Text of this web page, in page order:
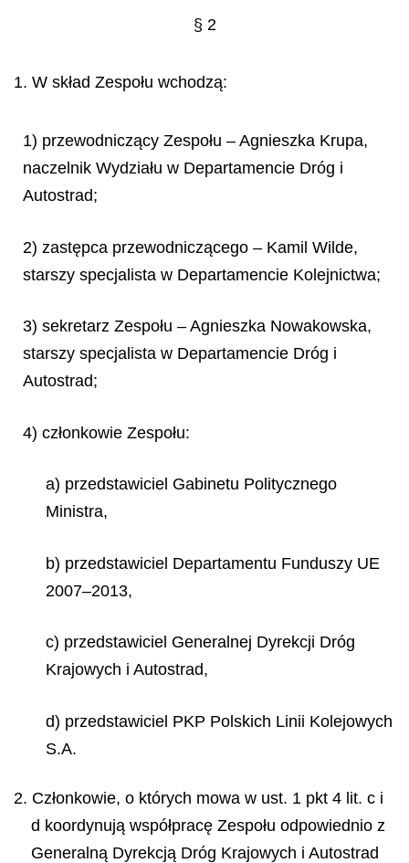
§ 2
1. W skład Zespołu wchodzą:
1) przewodniczący Zespołu – Agnieszka Krupa,
naczelnik Wydziału w Departamencie Dróg i
Autostrad;
2) zastępca przewodniczącego – Kamil Wilde,
starszy specjalista w Departamencie Kolejnictwa;
3) sekretarz Zespołu – Agnieszka Nowakowska,
starszy specjalista w Departamencie Dróg i
Autostrad;
4) członkowie Zespołu:
a) przedstawiciel Gabinetu Politycznego
Ministra,
b) przedstawiciel Departamentu Funduszy UE
2007–2013,
c) przedstawiciel Generalnej Dyrekcji Dróg
Krajowych i Autostrad,
d) przedstawiciel PKP Polskich Linii Kolejowych
S.A.
2. Członkowie, o których mowa w ust. 1 pkt 4 lit. c i
d koordynują współpracę Zespołu odpowiednio z
Generalną Dyrekcją Dróg Krajowych i Autostrad